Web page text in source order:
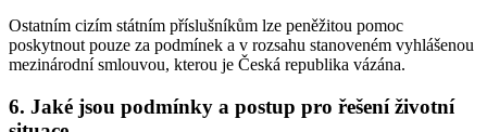
Ostatním cizím státním příslušníkům lze peněžitou pomoc
poskytnout pouze za podmínek a v rozsahu stanoveném vyhlášenou
mezinárodní smlouvou, kterou je Česká republika vázána.
6. Jaké jsou podmínky a postup pro řešení životní